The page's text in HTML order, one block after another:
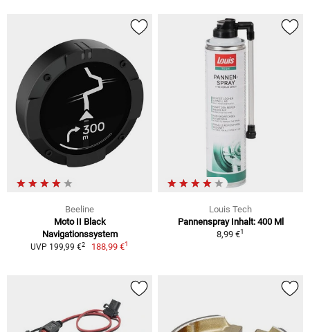
Beeline
Moto II Black
Navigationssystem
UVP 199,99 €2 188,99 €1
Louis Tech
Pannenspray Inhalt: 400 Ml
8,99 €1